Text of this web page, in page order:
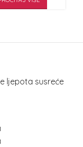
ljepota susreće